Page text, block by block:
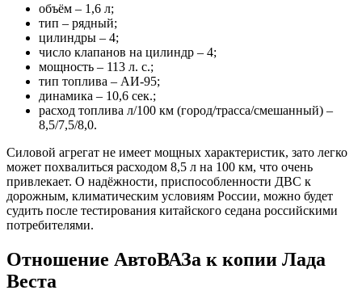
объём – 1,6 л;
тип – рядный;
цилиндры – 4;
число клапанов на цилиндр – 4;
мощность – 113 л. с.;
тип топлива – АИ-95;
динамика – 10,6 сек.;
расход топлива л/100 км (город/трасса/смешанный) –
8,5/7,5/8,0.
Силовой агрегат не имеет мощных характеристик, зато легко
может похвалиться расходом 8,5 л на 100 км, что очень
привлекает. О надёжности, приспособленности ДВС к
дорожным, климатическим условиям России, можно будет
судить после тестирования китайского седана российскими
потребителями.
Отношение АвтоВАЗа к копии Лада
Веста